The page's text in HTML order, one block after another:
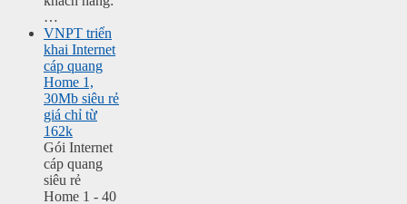
…
VNPT triển
khai Internet
cáp quang
Home 1,
30Mb siêu rẻ
giá chỉ từ
162k
Gói Internet
cáp quang
siêu rẻ
Home 1 - 40